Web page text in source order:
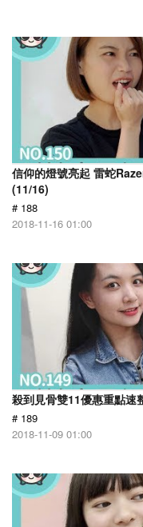
信仰的燈號亮起 雷蛇
(11/16)
# 188
2018-11-16 01:00
殺到見骨雙11優惠重點速
# 189
2018-11-09 01:00